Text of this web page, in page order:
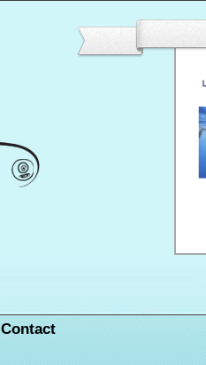
Contact